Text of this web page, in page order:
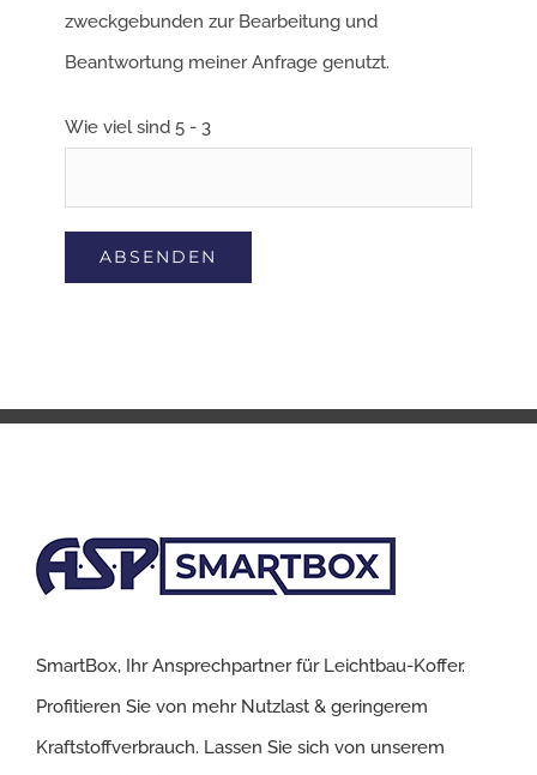
zweckgebunden zur Bearbeitung und
Beantwortung meiner Anfrage genutzt.
Wie viel sind 5 - 3
SmartBox, Ihr Ansprechpartner für Leichtbau-Koffer.
Profitieren Sie von mehr Nutzlast & geringerem
Kraftstoffverbrauch. Lassen Sie sich von unserem